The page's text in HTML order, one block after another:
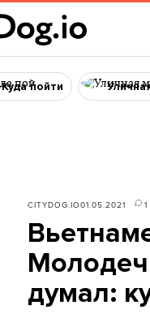
Куда пойти
CITYDOG.IO01.05.2021 1
думал: